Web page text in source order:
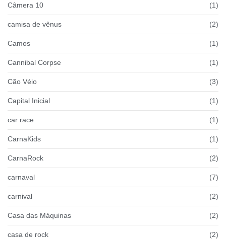
Câmera 10 (1)
camisa de vênus (2)
Camos (1)
Cannibal Corpse (1)
Cão Véio (3)
Capital Inicial (1)
car race (1)
CarnaKids (1)
CarnaRock (2)
carnaval (7)
carnival (2)
Casa das Máquinas (2)
casa de rock (2)